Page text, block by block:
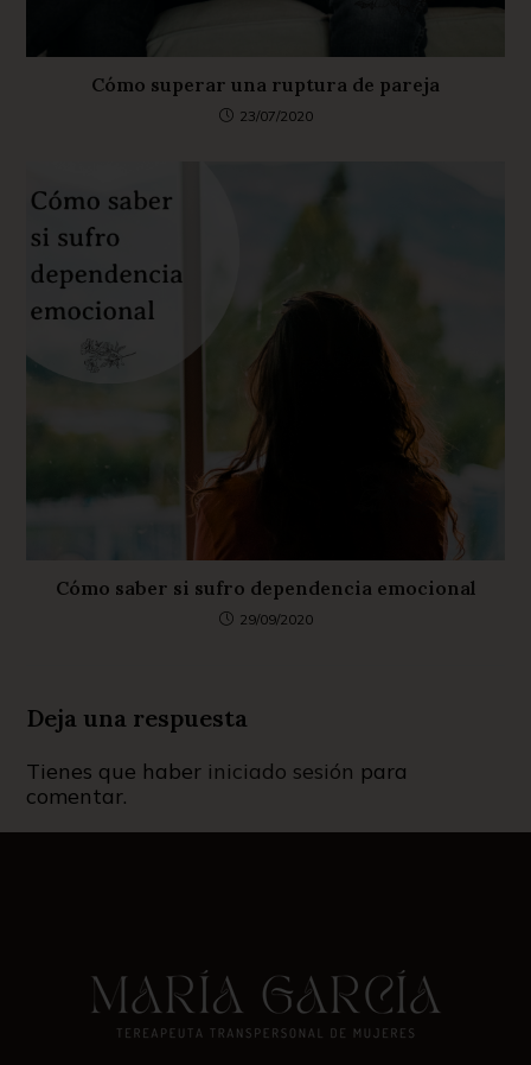
Cómo superar una ruptura de pareja
23/07/2020
Cómo saber si sufro dependencia emocional
29/09/2020
Deja una respuesta
Tienes que haber iniciado sesión para
comentar.